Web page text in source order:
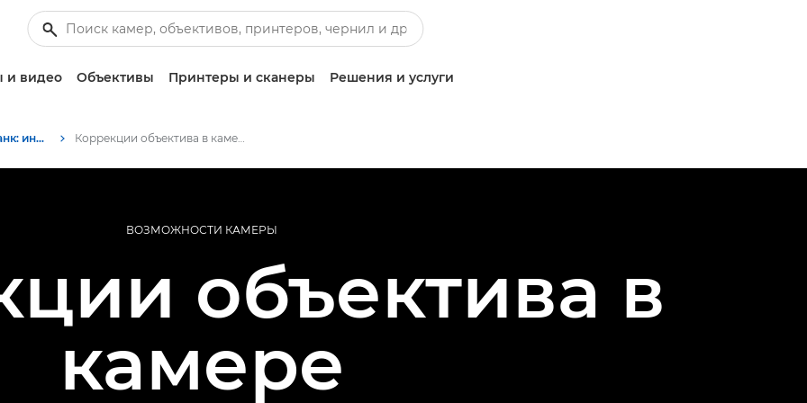
и видео Объективы Принтеры и сканеры Решения и услуги
Информационный банк: информационный ресурс для фотографов Коррекции объектива в камере
ВОЗМОЖНОСТИ КАМЕРЫ
объектива в
камере